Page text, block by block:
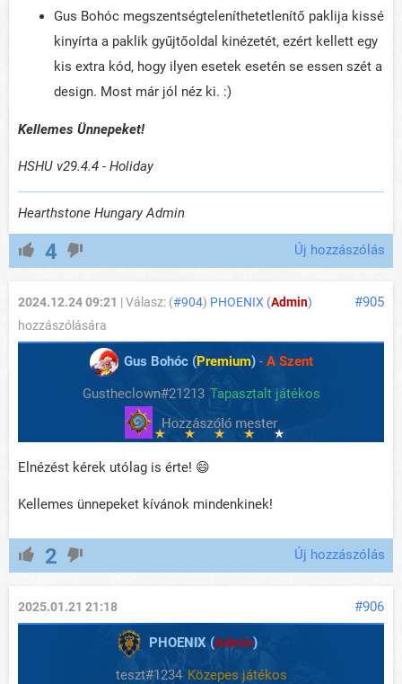
Gus Bohóc megszentségteleníthetetlenítő paklija kissé
kinyírta a paklik gyűjtőoldal kinézetét, ezért kellett egy
kis extra kód, hogy ilyen esetek esetén se essen szét a
design. Most már jól néz ki. :)
Kellemes Ünnepeket!
HSHU v29.4.4 - Holiday
Hearthstone Hungary Admin
4 Új hozzászólás
#905
2024.12.24 09:21 | Válasz: (#904) PHOENIX (Admin)
hozzászólására
Gus Bohóc (Premium)- A Szent
Gustheclown#21213 Tapasztalt játékos
Elnézést kérek utólag is érte! 😄
Kellemes ünnepeket kívánok mindenkinek!
2 Új hozzászólás
#906
2025.01.21 21:18
PHOENIX (Admin)
teszt#1234 Közepes játékos